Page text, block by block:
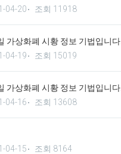
04-20 조회 11918
가상화폐 시황 정보 기법입니다.
04-19 조회 15019
가상화폐 시황 정보 기법입니다.
04-16 조회 13608
04-15 조회 8164